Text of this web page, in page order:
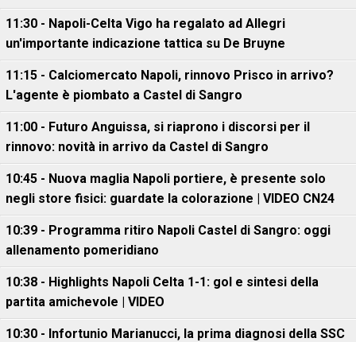
11:30 - Napoli-Celta Vigo ha regalato ad Allegri
un'importante indicazione tattica su De Bruyne
11:15 - Calciomercato Napoli, rinnovo Prisco in arrivo?
L'agente è piombato a Castel di Sangro
11:00 - Futuro Anguissa, si riaprono i discorsi per il
rinnovo: novità in arrivo da Castel di Sangro
10:45 - Nuova maglia Napoli portiere, è presente solo
negli store fisici: guardate la colorazione | VIDEO CN24
10:39 - Programma ritiro Napoli Castel di Sangro: oggi
allenamento pomeridiano
10:38 - Highlights Napoli Celta 1-1: gol e sintesi della
partita amichevole | VIDEO
10:30 - Infortunio Marianucci, la prima diagnosi della SSC